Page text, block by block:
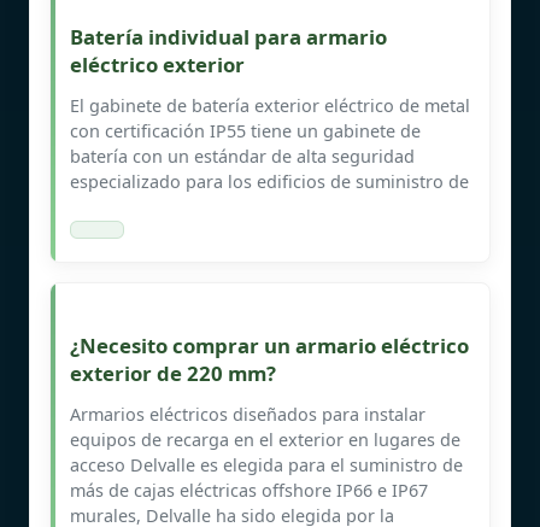
Batería individual para armario
eléctrico exterior
El gabinete de batería exterior eléctrico de metal
con certificación IP55 tiene un gabinete de
batería con un estándar de alta seguridad
especializado para los edificios de suministro de
¿Necesito comprar un armario eléctrico
exterior de 220 mm?
Armarios eléctricos diseñados para instalar
equipos de recarga en el exterior en lugares de
acceso Delvalle es elegida para el suministro de
más de cajas eléctricas offshore IP66 e IP67
murales, Delvalle ha sido elegida por la